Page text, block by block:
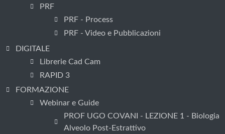
PRF
PRF - Process
PRF - Video e Pubblicazioni
DIGITALE
Librerie Cad Cam
RAPID 3
FORMAZIONE
Webinar e Guide
PROF UGO COVANI - LEZIONE 1 - Biologia
Alveolo Post-Estrattivo